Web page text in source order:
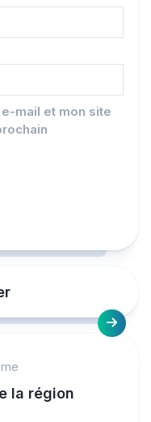
mail et mon site
la région